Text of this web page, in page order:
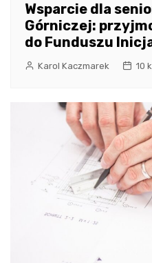
Wsparcie dla
Górniczej:
do Funduszu
Karol Kaczmarek 10